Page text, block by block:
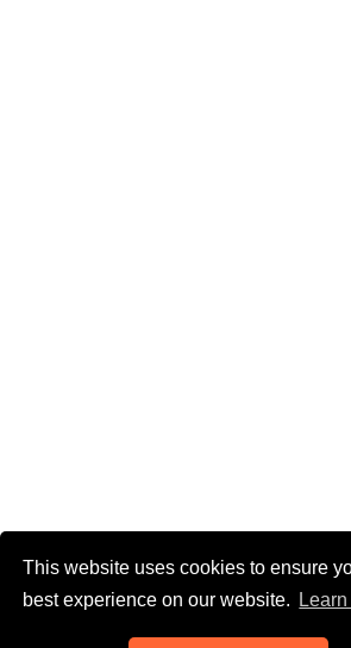
This website uses cookies to ensure
best experience on our website.